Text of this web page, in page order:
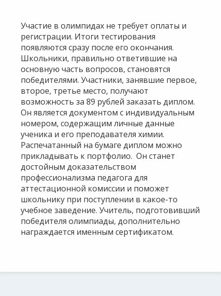
Участие в олимпидах не требует оплаты и
регистрации. Итоги тестирования
появляются сразу после его окончания.
Школьники, правильно ответившие на
основную часть вопросов, становятся
победителями. Участники, занявшие первое,
второе, третье место, получают
возможность за 89 рублей заказать диплом.
Он является документом с индивидуальным
номером, содержащим личные данные
ученика и его преподавателя химии.
Распечатанный на бумаге диплом можно
прикладывать к портфолио. Он станет
достойным доказательством
профессионализма педагога для
аттестационной комиссии и поможет
школьнику при поступлении в какое-то
учебное заведение. Учитель, подготовивший
победителя олимпиады, дополнительно
награждается именным сертификатом.